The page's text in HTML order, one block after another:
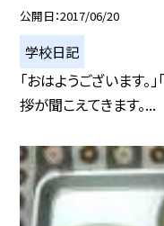
公開日 2017/06/20
学校日記
「おはようございます。
拶が聞こえてきます。...